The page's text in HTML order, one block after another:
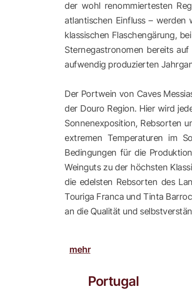
der wohl renommiertesten
atlantischen Einfluss –
klassischen Flaschengärung,
Sternegastronomen bereits
aufwendig produzierten
Der Portwein von Caves
der Douro Region. Hier wird
Sonnenexposition, Rebsorten
extremen Temperaturen im
Bedingungen für die
Weinguts zu der höchsten
die edelsten Rebsorten des
Touriga Franca und Tinta
an die Qualität und
mehr
Portugal